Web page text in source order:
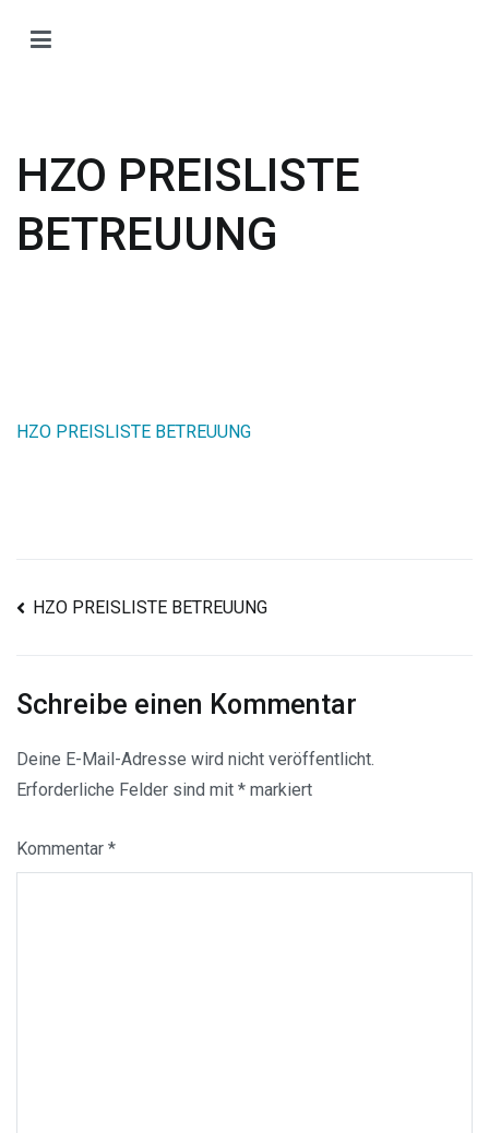
Inhalt
HZO PREISLISTE
BETREUUNG
HZO PREISLISTE BETREUUNG
Beitragsnavigation
HZO PREISLISTE BETREUUNG
Schreibe einen Kommentar
Deine E-Mail-Adresse wird nicht veröffentlicht.
Erforderliche Felder sind mit * markiert
Kommentar *